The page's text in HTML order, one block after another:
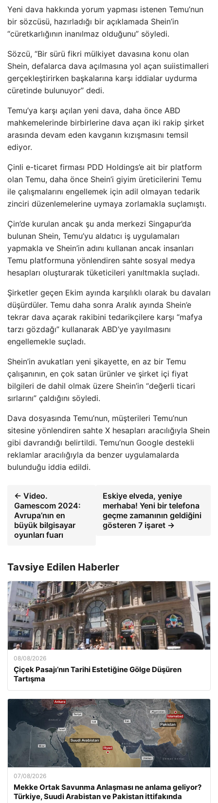
Yeni dava hakkında yorum yapması istenen Temu’nun
bir sözcüsü, hazırladığı bir açıklamada Shein’in
“cüretkarlığının inanılmaz olduğunu” söyledi.
Sözcü, “Bir sürü fikri mülkiyet davasına konu olan
Shein, defalarca dava açılmasına yol açan suiistimalleri
gerçekleştirirken başkalarına karşı iddialar uydurma
cüretinde bulunuyor” dedi.
Temu’ya karşı açılan yeni dava, daha önce ABD
mahkemelerinde birbirlerine dava açan iki rakip şirket
arasında devam eden kavganın kızışmasını temsil
ediyor.
Çinli e-ticaret firması PDD Holdings’e ait bir platform
olan Temu, daha önce Shein’i giyim üreticilerini Temu
ile çalışmalarını engellemek için adil olmayan tedarik
zinciri düzenlemelerine uymaya zorlamakla suçlamıştı.
Çin’de kurulan ancak şu anda merkezi Singapur’da
bulunan Shein, Temu’yu aldatıcı iş uygulamaları
yapmakla ve Shein’in adını kullanan ancak insanları
Temu platformuna yönlendiren sahte sosyal medya
hesapları oluşturarak tüketicileri yanıltmakla suçladı.
Şirketler geçen Ekim ayında karşılıklı olarak bu davaları
düşürdüler. Temu daha sonra Aralık ayında Shein’e
tekrar dava açarak rakibini tedarikçilere karşı “mafya
tarzı gözdağı” kullanarak ABD’ye yayılmasını
engellemekle suçladı.
Shein’in avukatları yeni şikayette, en az bir Temu
çalışanının, en çok satan ürünler ve şirket içi fiyat
bilgileri de dahil olmak üzere Shein’in “değerli ticari
sırlarını” çaldığını söyledi.
Dava dosyasında Temu’nun, müşterileri Temu’nun
sitesine yönlendiren sahte X hesapları aracılığıyla Shein
gibi davrandığı belirtildi. Temu’nun Google destekli
reklamlar aracılığıyla da benzer uygulamalarda
bulunduğu iddia edildi.
← Video.
Gamescom 2024:
Avrupa’nın en
büyük bilgisayar
oyunları fuarı
Eskiye elveda, yeniye
merhaba! Yeni bir telefona
geçme zamanının geldiğini
gösteren 7 işaret →
Tavsiye Edilen Haberler
08/08/2026
Çiçek Pasajı’nın Tarihi Estetiğine Gölge Düşüren
Tartışma
07/08/2026
Mekke Ortak Savunma Anlaşması ne anlama geliyor?
Türkiye, Suudi Arabistan ve Pakistan ittifakında